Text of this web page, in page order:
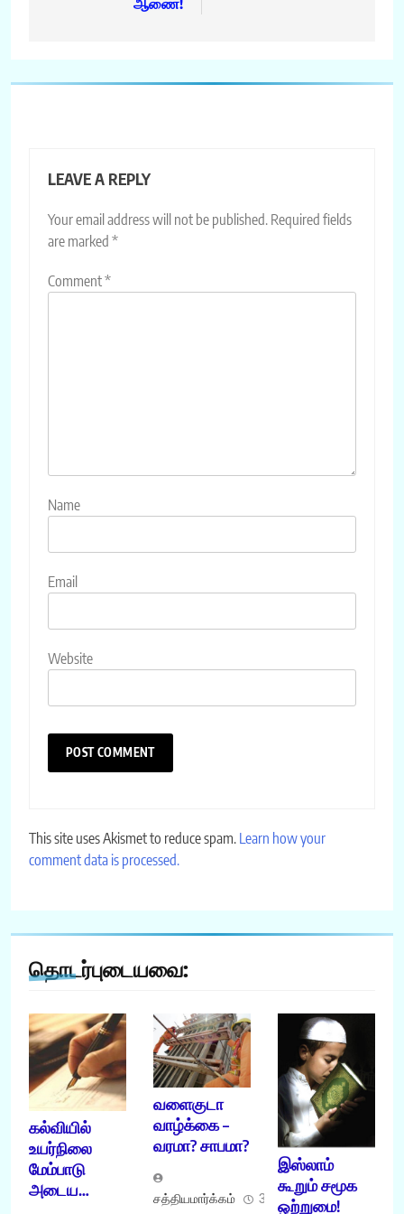
LEAVE A REPLY
Your email address will not be published. Required fields
are marked *
Comment*
Name
Email
Website
This site uses Akismet to reduce spam. Learn how your
comment data is processed.
தொடர்புடையவை:
கல்வியில்
உயர்நிலை
மேம்பாடு
அடைய…
வளைகுடா
வாழ்க்கை –
வரமா? சாபமா?
சத்தியமார்க்கம் 31/07/2008
இஸ்லாம்
கூறும் சமூக
ஒற்றுமை!